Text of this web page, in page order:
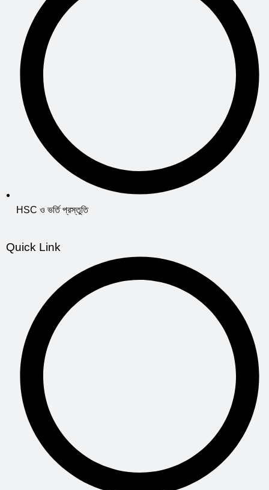
HSC ও ভর্তি প্রস্তুতি
Quick Link